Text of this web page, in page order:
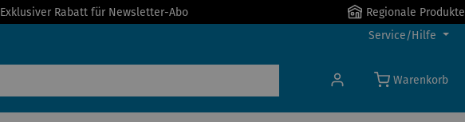
Exklusiver Rabatt für Newsletter-Abo
Regionale Produkte
Service/Hilfe
Warenkorb